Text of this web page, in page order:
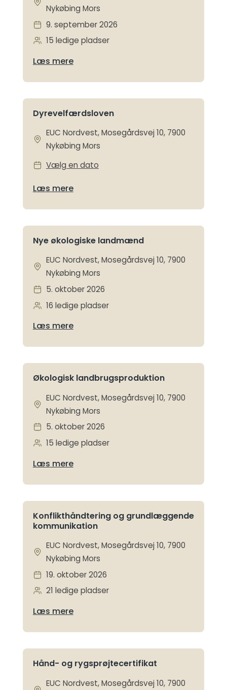
Nykøbing Mors
9. september 2026
15 ledige pladser
Læs mere
Dyrevelfærdsloven
EUC Nordvest, Mosegårdsvej 10, 7900
Nykøbing Mors
Vælg en dato
Læs mere
Nye økologiske landmænd
EUC Nordvest, Mosegårdsvej 10, 7900
Nykøbing Mors
5. oktober 2026
16 ledige pladser
Læs mere
Økologisk landbrugsproduktion
EUC Nordvest, Mosegårdsvej 10, 7900
Nykøbing Mors
5. oktober 2026
15 ledige pladser
Læs mere
Konflikthåndtering og grundlæggende
kommunikation
EUC Nordvest, Mosegårdsvej 10, 7900
Nykøbing Mors
19. oktober 2026
21 ledige pladser
Læs mere
Hånd- og rygsprøjtecertifikat
EUC Nordvest, Mosegårdsvej 10, 7900